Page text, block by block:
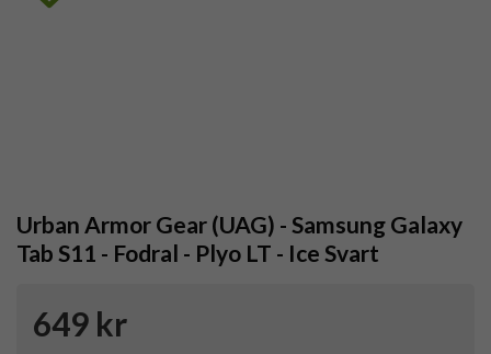
Urban Armor Gear (UAG) - Samsung Galaxy
Tab S11 - Fodral - Plyo LT - Ice Svart
649 kr